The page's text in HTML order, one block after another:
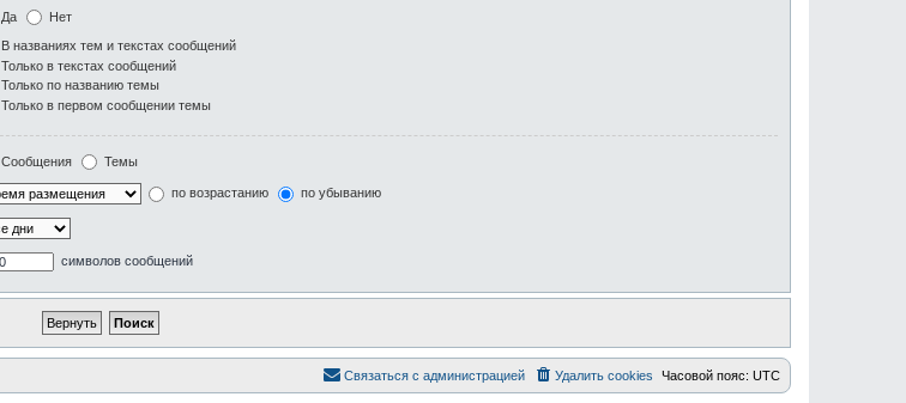
Да Нет
В названиях тем и текстах сообщений
Только в текстах сообщений
Только по названию темы
Только в первом сообщении темы
Сообщения Темы
по возрастанию по убыванию
символов сообщений
Часовой пояс: UTC
Удалить cookies
Связаться с администрацией